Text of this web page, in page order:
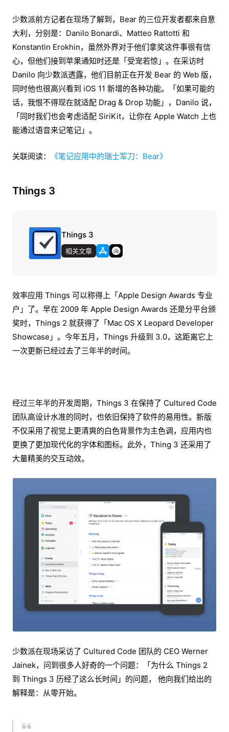
少数派前方记者在现场了解到，Bear 的三位开发者都来自意
大利，分别是：Danilo Bonardi、Matteo Rattotti 和
Konstantin Erokhin，虽然外界对于他们拿奖这件事很有信
心，但他们接到苹果通知时还是「受宠若惊」。在采访时
Danilo 向少数派透露，他们目前正在开发 Bear 的 Web 版，
同时他也很高兴看到 iOS 11 新增的各种功能。「如果可能的
话，我恨不得现在就适配 Drag & Drop 功能」，Danilo 说，
「同时我们也会考虑适配 SiriKit，让你在 Apple Watch 上也
能通过语音来记笔记」。
关联阅读： 《笔记应用中的瑞士军刀：Bear》
Things 3
Things 3
相关文章
效率应用 Things 可以称得上「Apple Design Awards 专业
户」了。早在 2009 年 Apple Design Awards 还是分平台颁
奖时，Things 2 就获得了「Mac OS X Leopard Developer
Showcase」。今年五月，Things 升级到 3.0，这距离它上
一次更新已经过去了三年半的时间。
经过三年半的开发周期，Things 3 在保持了 Cultured Code
团队高设计水准的同时，也依旧保持了软件的易用性。新版
不仅采用了视觉上更清爽的白色背景作为主色调，应用内也
更换了更加现代化的字体和图标。此外，Thing 3 还采用了
大量精美的交互动效。
少数派在现场采访了 Cultured Code 团队的 CEO Werner
Jainek，问到很多人好奇的一个问题：「为什么 Things 2
到 Things 3 历经了这么长时间」的问题， 他向我们给出的
解释是：从零开始。